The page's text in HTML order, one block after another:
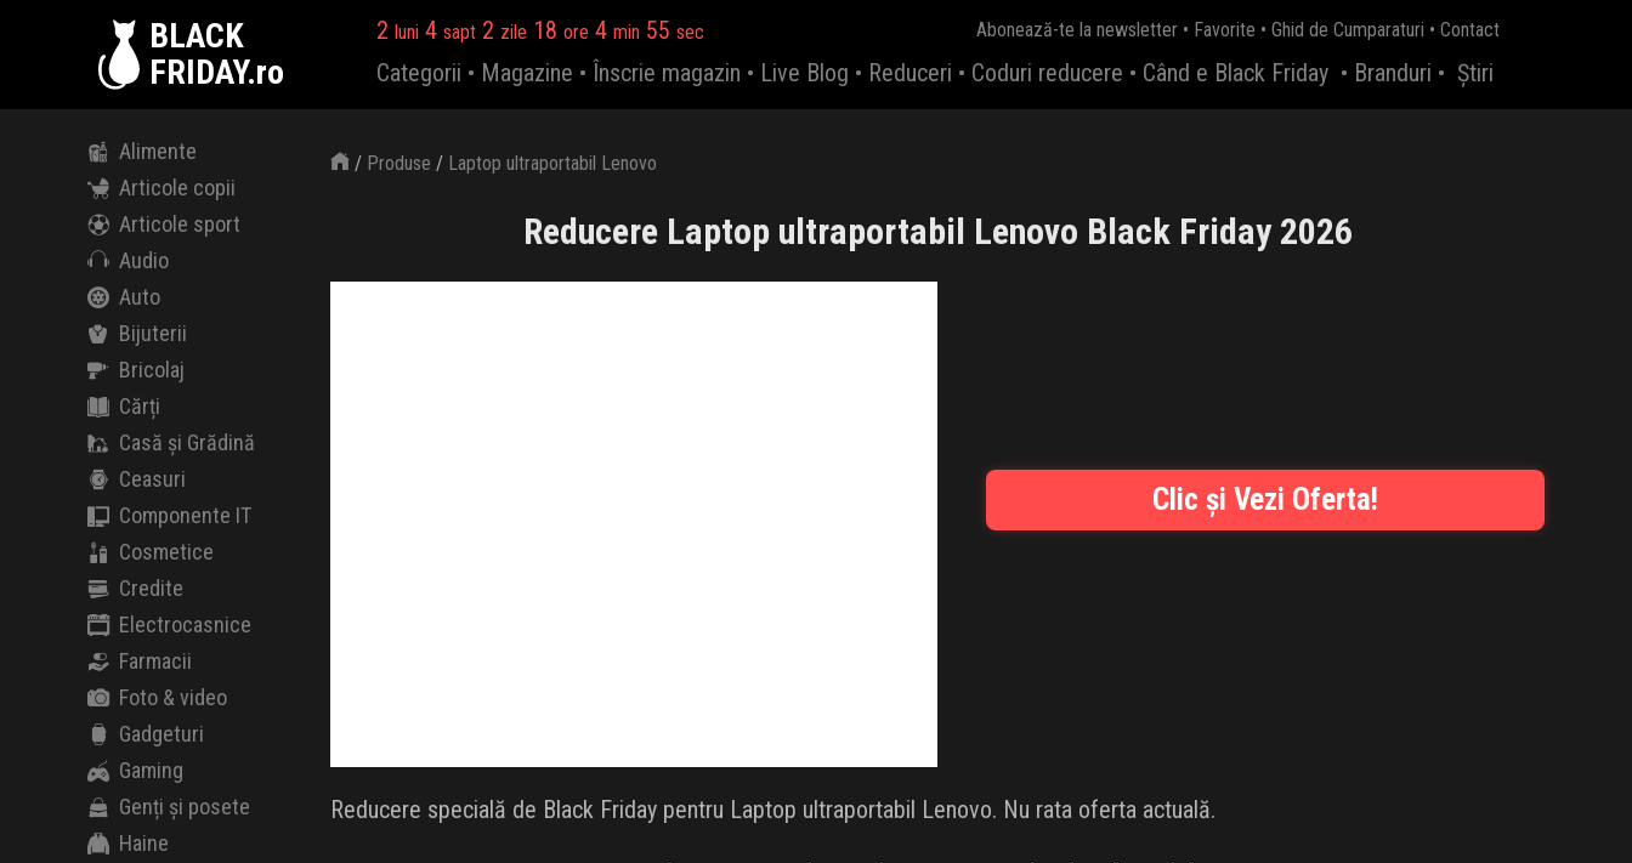
BLACK
FRIDAY.ro
2 luni 4 sapt 2 zile 18 ore 4 min 55 sec Abonează-te la newsletter • Favorite • Ghid de Cumparaturi • Contact
Categorii • Magazine • Înscrie magazin • Live Blog • Reduceri • Coduri reducere • Când e Black Friday • Branduri • Știri
Alimente
Articole copii
Articole sport
Audio
Auto
Bijuterii
Bricolaj
Cărți
Casă și Grădină
Ceasuri
Componente IT
Cosmetice
Credite
Electrocasnice
Farmacii
Foto & video
Gadgeturi
Gaming
Genți și posete
Haine
/ Produse / Laptop ultraportabil Lenovo
Reducere Laptop ultraportabil Lenovo Black Friday 2026
Clic și Vezi Oferta!
Reducere specială de Black Friday pentru Laptop ultraportabil Lenovo. Nu rata oferta actuală.